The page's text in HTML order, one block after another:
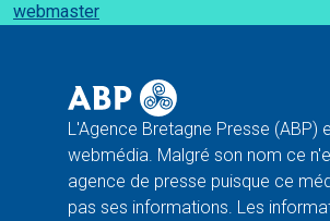
webmaster
L'Agence Bretagne Presse (ABP)
webmédia. Malgré son nom ce
agence de presse puisque ce
pas ses informations. Les